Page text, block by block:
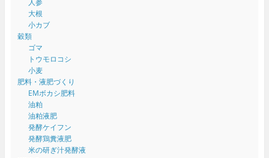
大根
小カブ
穀類
ゴマ
トウモロコシ
小麦
肥料・液肥づくり
EMボカシ肥料
油粕
油粕液肥
発酵ケイフン
発酵鶏糞液肥
米の研ぎ汁発酵液